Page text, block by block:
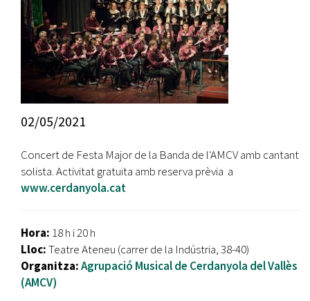
02/05/2021
Concert de Festa Major de la Banda de l'AMCV amb cantant
solista. Activitat gratuïta amb reserva prèvia a
www.cerdanyola.cat
Hora: 18 h i 20 h
Lloc:Teatre Ateneu (carrer de la Indústria, 38-40)
Organitza:Agrupació Musical de Cerdanyola del Vallès
(AMCV)